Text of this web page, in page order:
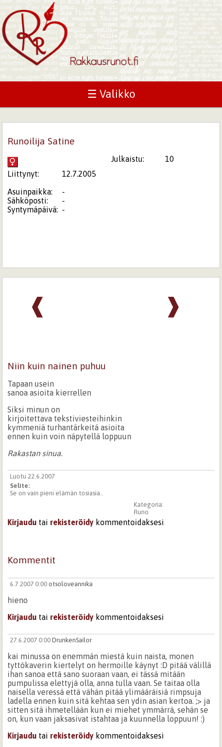
☰ Valikko
Runoilija Satine
Julkaistu:
10
Liittynyt:
12.7.2005
Asuinpaikka:
-
Sähköposti:
-
Syntymäpäivä: -
❱
❰
Niin kuin nainen puhuu
Tapaan usein
sanoa asioita kierrellen
Siksi minun on
kirjoitettava tekstiviesteihinkin
kymmeniä turhantärkeitä asioita
ennen kuin voin näpytellä loppuun
Rakastan sinua.
Luotu 22.6.2007
Selite:
Se on vain pieni elämän tosiasia..
Kategoria:
Runo
Kirjaudu tai rekisteröidy kommentoidaksesi
Kommentit
6.7.2007 0:00 otsoloveannika
hieno
Kirjaudu tai rekisteröidy kommentoidaksesi
27.6.2007 0:00 DrunkenSailor
kai minussa on enemmän miestä kuin naista, monen
tyttökaverin kiertelyt on hermoille käynyt :D pitää välillä
ihan sanoa että sano suoraan vaan, ei tässä mitään
pumpulissa elettyjä olla, anna tulla vaan. Se taitaa olla
naisella veressä että vähän pitää ylimääräisiä rimpsuja
ladella ennen kuin sitä kehtaa sen ydin asian kertoa. ;> ja
sitten sitä ihmetellään kun ei miehet ymmärrä, sehän se
on, kun vaan jaksasivat istahtaa ja kuunnella loppuun! :)
Kirjaudu tai rekisteröidy kommentoidaksesi